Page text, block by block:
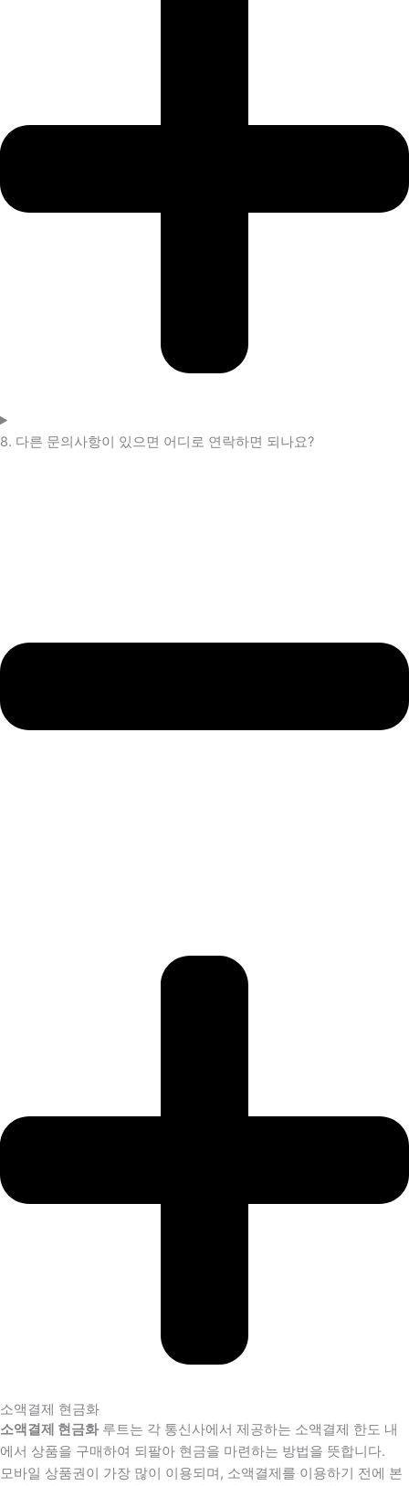
8. 다른 문의사항이 있으면 어디로 연락하면 되나요?
소액결제 현금화
소액결제 현금화루트는 각 통신사에서 제공하는 소액결제 한도 내
에서 상품을 구매하여 되팔아 현금을 마련하는 방법을 뜻합니다.
모바일 상품권이 가장 많이 이용되며, 소액결제를 이용하기 전에 본